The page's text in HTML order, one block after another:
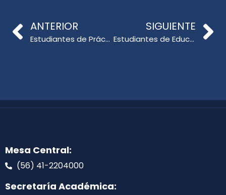
ANTERIOR
Estudiantes de Práctica Inicial de Pedagogía en Educación Musical tuvieron su Ceremonia de Investidura
SIGUIENTE
Estudiantes de Educación Básica recorren la Pinacoteca UdeC
Mesa Central:
(56) 41-2204000
Secretaría Académica: